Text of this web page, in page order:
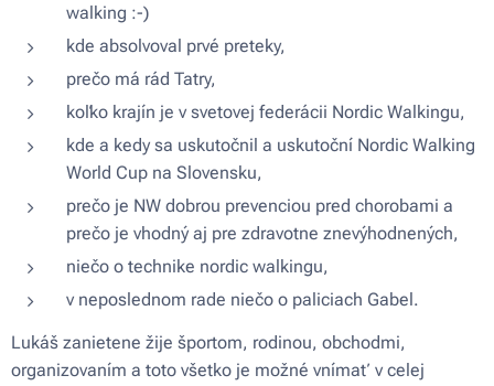
walking :-)
kde absolvoval prvé preteky,
prečo má rád Tatry,
koľko krajín je v svetovej federácii Nordic Walkingu,
kde a kedy sa uskutočnil a uskutoční Nordic Walking
World Cup na Slovensku,
prečo je NW dobrou prevenciou pred chorobami a
prečo je vhodný aj pre zdravotne znevýhodnených,
niečo o technike nordic walkingu,
v neposlednom rade niečo o paliciach Gabel.
Lukáš zanietene žije športom, rodinou, obchodmi,
organizovaním a toto všetko je možné vnímať v celej